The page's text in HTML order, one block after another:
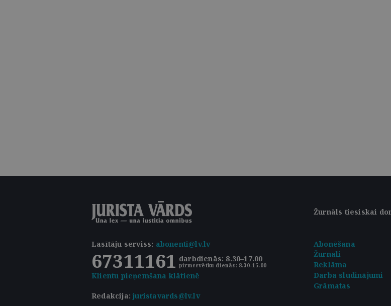
Žurnāls tiesiskai
Lasītāju serviss: abonenti@lv.lv
67311161 darbdienās: 8.30–17.00
pirmssvētku dienās: 8.30–15.00
Klientu pieņemšana klātienē
Abonēšana
Žurnāli
Reklāma
Darba sludinājumi
Redakcija:juristavards@lv.lv
Grāmatas